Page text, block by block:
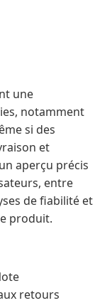
une
notamment
si des
et
aperçu précis
entre
de fiabilité et
produit.
retours